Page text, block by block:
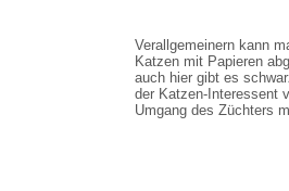
Verallgemeinern kann
Katzen mit Papieren
auch hier gibt es
der Katzen-Interessent
Umgang des Züchters